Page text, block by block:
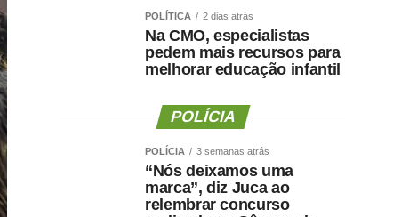
POLÍTICA 2 dias atrás
Na CMO, especialistas
pedem mais recursos para
melhorar educação infantil
POLÍCIA
POLÍCIA 3 semanas atrás
“Nós deixamos uma
marca”, diz Juca ao
relembrar concurso